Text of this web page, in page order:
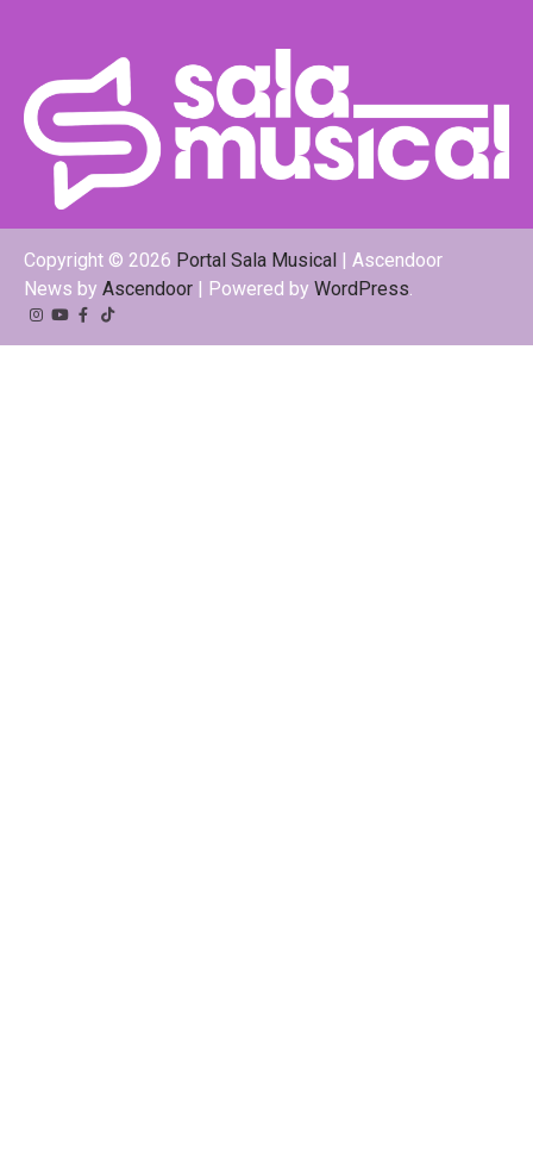
Copyright © 2026 Portal Sala Musical
| Ascendoor
News by Ascendoor | Powered by WordPress.
Instagram
YouTube
Facebook
Tiktok